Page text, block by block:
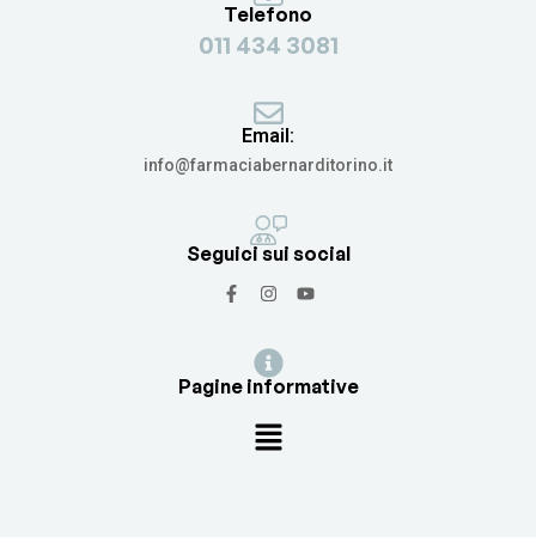
Telefono
011 434 3081
Email:
info@farmaciabernarditorino.it
Seguici sui social
Pagine informative